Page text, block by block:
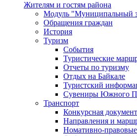
Жителям и гостям района
Модуль "Муниципальный
Обращения граждан
История
Туризм
События
Туристические
Отчеты по туризму
Отдых на Байкале
Туристский
Сувениры Южного
Транспорт
Конкурсная
Направления и
Номативно-